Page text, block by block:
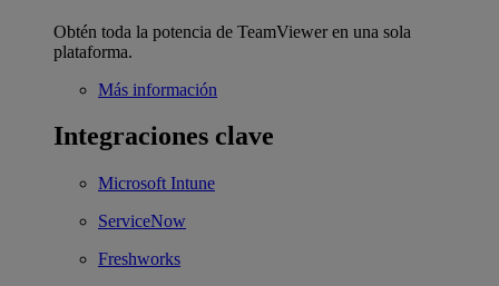
Obtén toda la potencia de TeamViewer en una sola
plataforma.
Más información
Integraciones clave
Microsoft Intune
ServiceNow
Freshworks